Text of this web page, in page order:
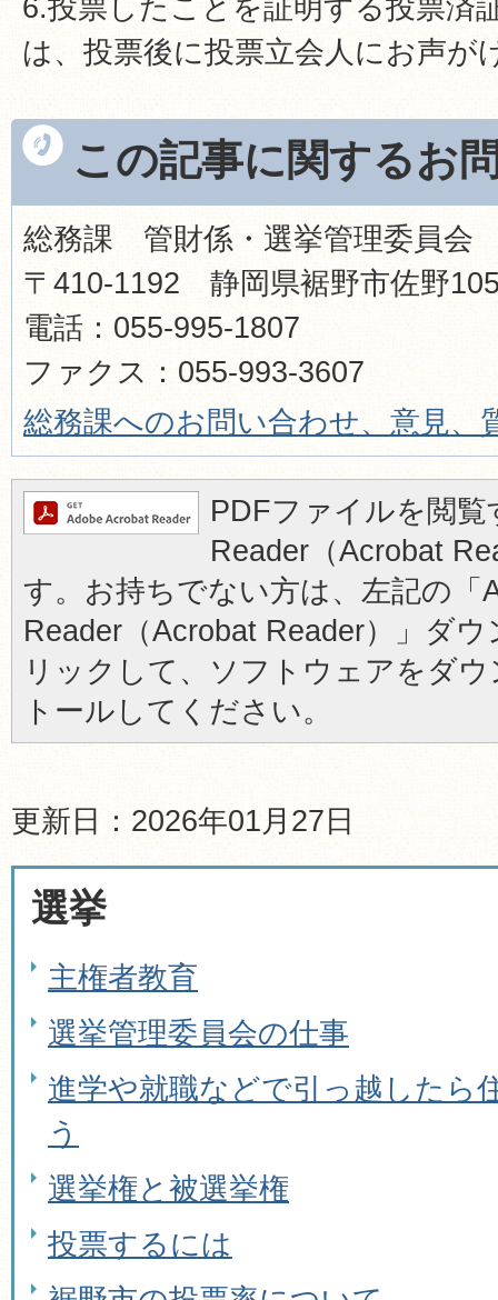
6.投票したことを証明する投票済
は、投票後に投票立会人にお声が
この記事に関するお
総務課 管財係・選挙管理委員会
〒410-1192 静岡県裾野市佐野
電話：055-995-1807
ファクス：055-993-3607
総務課へのお問い合わせ、意見、
PDFファイルを閲
Reader（Acrobat
す。お持ちでない方は、左記の「
Reader（Acrobat Reader）」ダ
リックして、ソフトウェアをダ
トールしてください。
更新日：2026年01月27日
選挙
主権者教育
選挙管理委員会の仕事
進学や就職などで引っ越したら
う
選挙権と被選挙権
投票するには